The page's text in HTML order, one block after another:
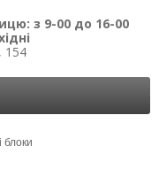
з 9-00 до 16-00
154
блоки